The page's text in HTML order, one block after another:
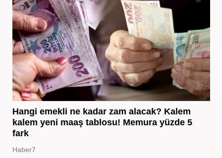
Hangi emekli ne kadar zam alacak? Kalem
kalem yeni maaş tablosu! Memura yüzde 5
fark
Haber7